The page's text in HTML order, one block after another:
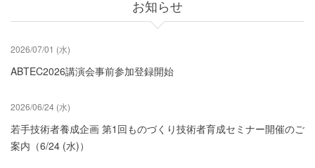
ご
来
を
切
く
ず
お知らせ
2026/07/01 (水)
ABTEC2026講演会事前参加登録開始
2026/06/24 (水)
若手技術者養成企画 第1回ものづくり技術者育成セミナー開催のご
案内（6/24 (水)）